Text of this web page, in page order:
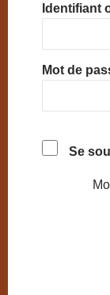
Identifiant
Mot de
Se